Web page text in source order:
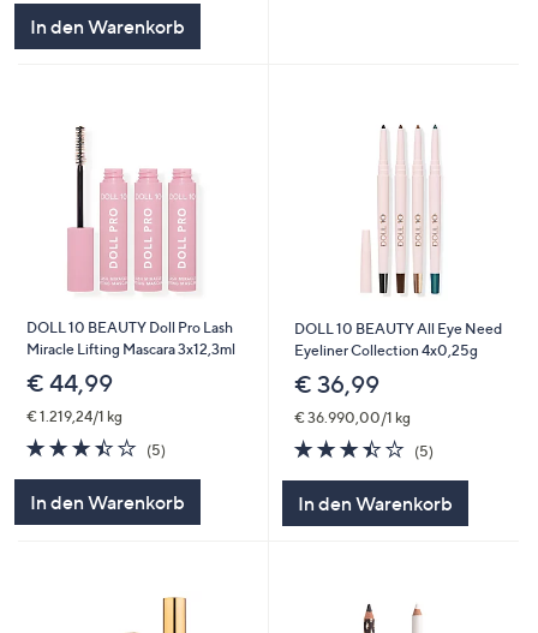
In den Warenkorb
DOLL 10 BEAUTY Doll Pro Lash
Miracle Lifting Mascara 3x12,3ml
€ 44,99
€ 1.219,24/1 kg
3.4
von
(5)5
In den Warenkorb
DOLL 10 BEAUTY All Eye Need
Eyeliner Collection 4x0,25g
€ 36,99
€ 36.990,00/1 kg
3.4
von
(5)5
In den Warenkorb